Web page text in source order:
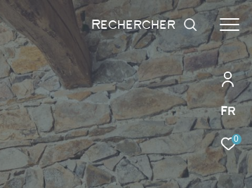
Fr
0
rechercher